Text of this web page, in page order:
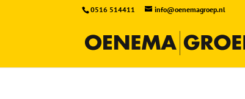
0516 514411 info@oenemagroep.nl